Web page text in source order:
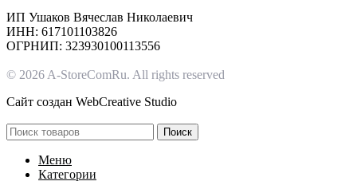
ИП Ушаков Вячеслав Николаевич
ИНН: 617101103826
ОГРНИП: 323930100113556
© 2026 A-StoreComRu. All rights reserved
Сайт создан WebCreative Studio
Поиск
Меню
Категории